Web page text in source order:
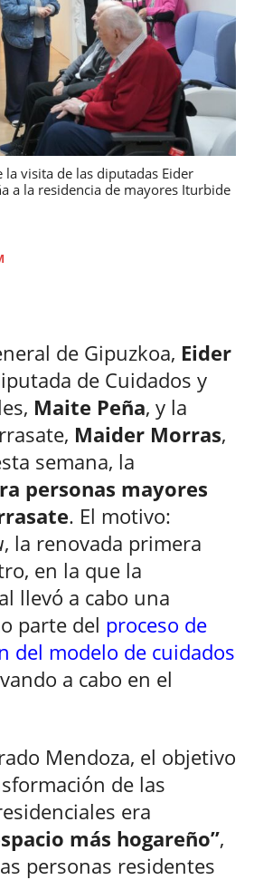
visita de las diputadas Eider
a la residencia de mayores Iturbide
de Gipuzkoa, Eider
de Cuidados y
Maite Peña, y la
Maider Morras,
semana, la
personas mayores
. El motivo:
, la renovada primera
en la que la
llevó a cabo una
parte del proceso de
del modelo de cuidados
a cabo en el
Mendoza, el objetivo
de las
era
más hogareño”,
personas residentes